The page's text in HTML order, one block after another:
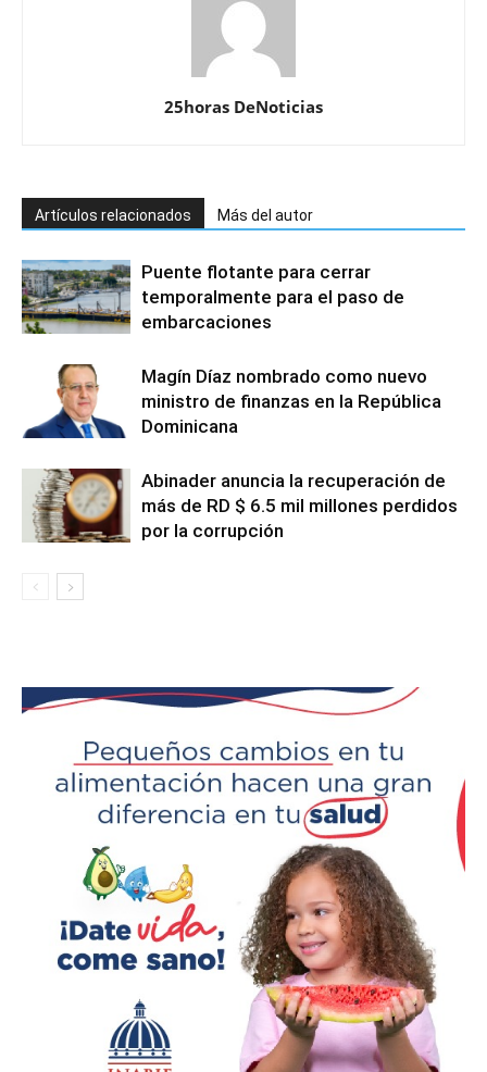
25horas DeNoticias
Artículos relacionados Más del autor
Puente flotante para cerrar
temporalmente para el paso de
embarcaciones
Magín Díaz nombrado como nuevo
ministro de finanzas en la República
Dominicana
Abinader anuncia la recuperación de
más de RD $ 6.5 mil millones perdidos
por la corrupción